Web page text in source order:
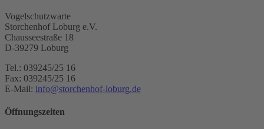
Vogelschutzwarte
Storchenhof Loburg e.V.
Chausseestraße 18
D-39279 Loburg
Tel.: 039245/25 16
Fax: 039245/25 16
E-Mail: info@storchenhof-loburg.de
Öffnungszeiten